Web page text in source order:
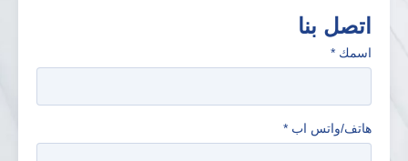
اتصل بنا
اسمك *
هاتف/واتس اب *